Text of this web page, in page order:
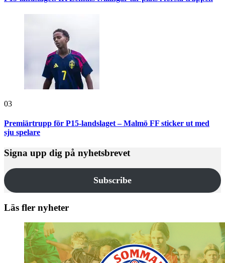
03
Premiärtrupp för P15-landslaget – Malmö FF sticker ut med
sju spelare
Signa upp dig på nyhetsbrevet
Subscribe
Läs fler nyheter